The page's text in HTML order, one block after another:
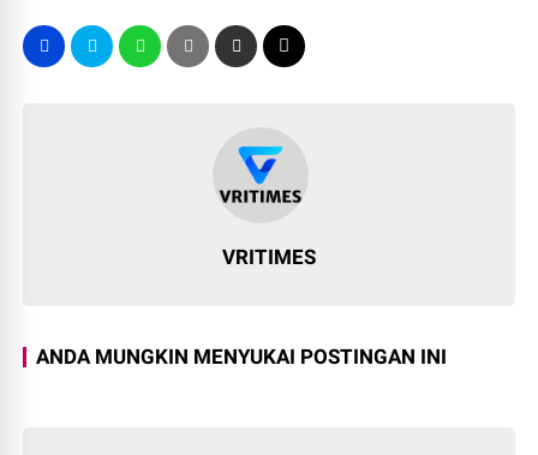
VRITIMES
ANDA MUNGKIN MENYUKAI POSTINGAN INI